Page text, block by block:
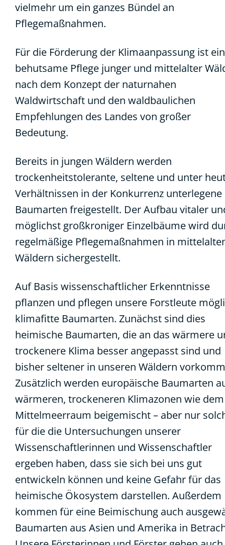
vielmehr um ein ganzes Bündel an
Pflegemaßnahmen.
Für die Förderung der Klimaanpassung ist
behutsame Pflege junger und mittelalter
nach dem Konzept der naturnahen
Waldwirtschaft und den waldbaulichen
Empfehlungen des Landes von großer
Bedeutung.
Bereits in jungen Wäldern werden
trockenheitstolerante, seltene und unter
Verhältnissen in der Konkurrenz unterlegene
Baumarten freigestellt. Der Aufbau vitaler
möglichst großkroniger Einzelbäume wird
regelmäßige Pflegemaßnahmen in
Wäldern sichergestellt.
Auf Basis wissenschaftlicher Erkenntnisse
pflanzen und pflegen unsere Forstleute
klimafitte Baumarten. Zunächst sind dies
heimische Baumarten, die an das wärmere
trockenere Klima besser angepasst sind und
bisher seltener in unseren Wäldern
Zusätzlich werden europäische Baumarten
wärmeren, trockeneren Klimazonen wie dem
Mittelmeerraum beigemischt – aber nur
für die die Untersuchungen unserer
Wissenschaftlerinnen und Wissenschaftler
ergeben haben, dass sie sich bei uns gut
entwickeln können und keine Gefahr für das
heimische Ökosystem darstellen. Außerdem
kommen für eine Beimischung auch
Baumarten aus Asien und Amerika in